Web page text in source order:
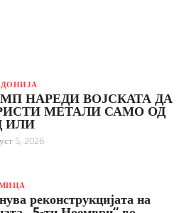
НАРЕДИ ВОЈСКАТА ДА
МЕТАЛИ САМО ОД
ИЛИ
5, 2026
реконструкцијата на